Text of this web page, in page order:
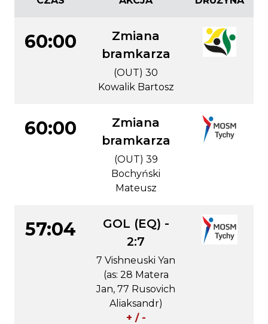
60:00
Zmiana
bramkarza
(OUT) 30
Kowalik Bartosz
60:00
Zmiana
bramkarza
(OUT) 39
Bochyński
Mateusz
57:04
GOL (EQ) -
2:7
7 Vishneuski Yan
(as: 28 Matera
Jan, 77 Rusovich
Aliaksandr)
+ / -